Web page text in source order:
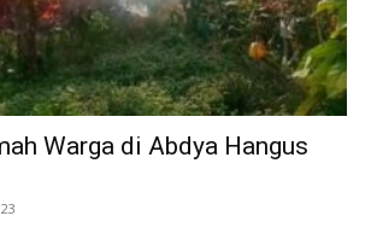
Warga di Abdya Hangus